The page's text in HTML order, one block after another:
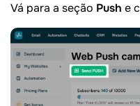
Vá para a seção Push e